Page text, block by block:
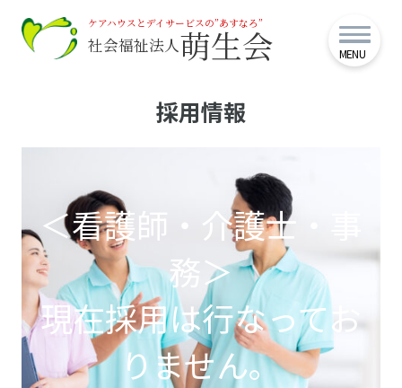
ケアハウスとデイサービスの”あすなろ”
社会福祉法人萌生会 MENU
採用情報
＜看護師・介護士・事
務＞
現在採用は行なってお
りません。